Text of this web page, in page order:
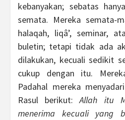
kebanyakan; sebatas
semata. Mereka semata-
halaqah, liqâ’, seminar,
buletin; tetapi tidak ada
dilakukan, kecuali sedikit
cukup dengan itu.
Padahal mereka
Rasul berikut:Allah itu
menerima kecuali yang